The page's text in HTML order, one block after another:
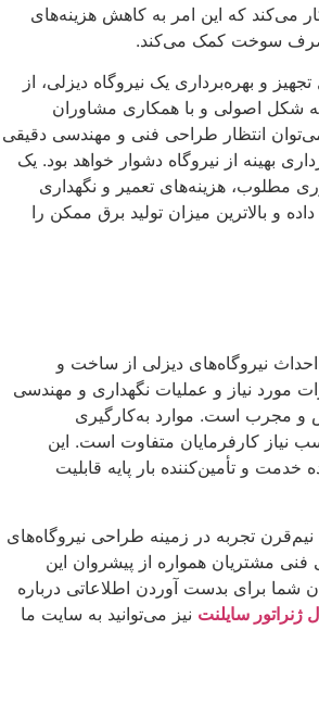
می‌کند که این امر به کاهش هزینه‌های
سوخت کمک می‌کند.
و بهره‌برداری یک نیروگاه دیزلی، از
به شکل اصولی و با همکاری مشاوران
انتظار طراحی فنی و مهندسی دقیقی
بهینه از نیروگاه دشوار خواهد بود. یک
مطلوب، هزینه‌های تعمیر و نگهداری
و بالاترین میزان تولید برق ممکن را
نیروگاه‌های دیزلی از ساخت و
مورد نیاز و عملیات نگهداری و مهندسی
و مجرب است. موارد به‌کارگیری
نیاز کارفرمایان متفاوت است. این
خدمت و تأمین‌کننده بار پایه قابلیت
نیم‌قرن تجربه در زمینه طراحی نیروگاه‌های
فنی مشتریان همواره از پیشروان این
برای بدست آوردن اطلاعاتی درباره
ژنراتور سایلنت نیز می‌توانید به سایت ما